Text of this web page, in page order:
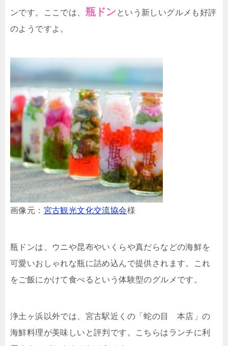
ンです。ここでは、 瓶ドン という新しいグルメも好評
のようですよ。
画像元： 宮古観光文化交流協会様
瓶ドンは、ウニや昆布やいくらや真だらなどの海鮮を
可愛いおしゃれな瓶に詰め込んで提供されます。これ
をご飯にかけて食べるという体験型のグルメです。
浄土ヶ浜以外では、宮古駅近くの「蛇の目 本店」の
海鮮料理が美味しいと評判です。こちらはランチに利